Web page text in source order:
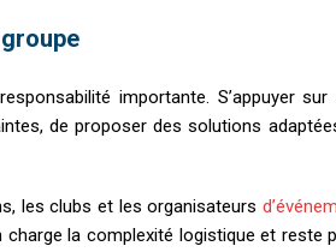
importante. S’appuyer
de proposer des solutions
les clubs et les organisateurs
la complexité logistique et reste